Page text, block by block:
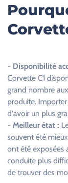
.
- Disponibilité
Corvette C1
grand nombre
produite.
d'avoir un plus
- Meilleur état :
souvent été
ont été exposées
conduite plus
de trouver des